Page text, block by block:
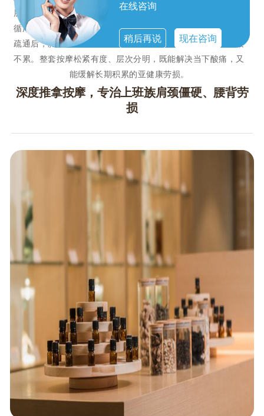
在线咨询
稍后再说 现在咨询
层肌肉松解、结节疏通、劳损修复。技师精准找到僵硬点位，
循序渐进推开紧绷肌肉、化开堆积乳酸、疏通淤堵经络。肩颈
疏通后，脖颈灵活、抬头轻松；腰背调理后，久坐不闷、弯腰
不累。整套按摩松紧有度、层次分明，既能解决当下酸痛，又
能缓解长期积累的亚健康劳损。
深度推拿按摩，专治上班族肩颈僵硬、腰背劳
损